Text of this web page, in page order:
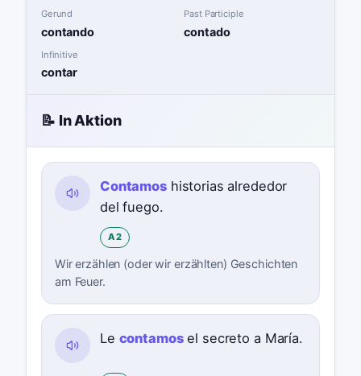
Gerund
contando
Past Participle
contado
Infinitive
contar
📝 In Aktion
Contamoshistorias alrededor
del fuego.
A2
Wir erzählen (oder wir erzählten) Geschichten
am Feuer.
Le contamosel secreto a María.